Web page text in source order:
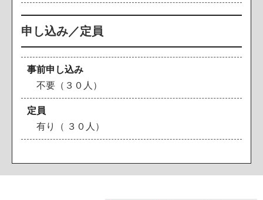
申し込み／定員
事前申し込み
不要（３０人）
定員
有り（ ３０人）